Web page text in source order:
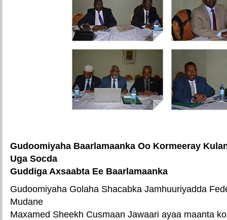
Gudoomiyaha Baarlamaanka Oo Kormeeray
Uga Socda
Guddiga Axsaabta Ee Baarlamaanka
Gudoomiyaha Golaha Shacabka Jamhuuriyadda
Mudane
Maxamed Sheekh Cusmaan Jawaari ayaa maanta